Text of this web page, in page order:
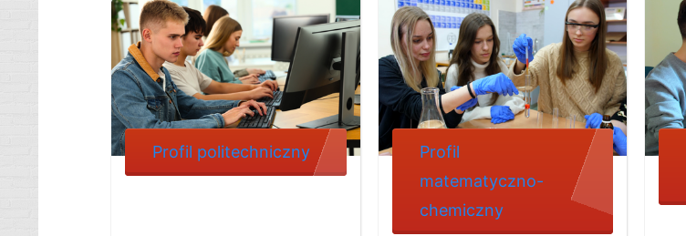
Profil politechniczny
Profil
matematyczno-
chemiczny